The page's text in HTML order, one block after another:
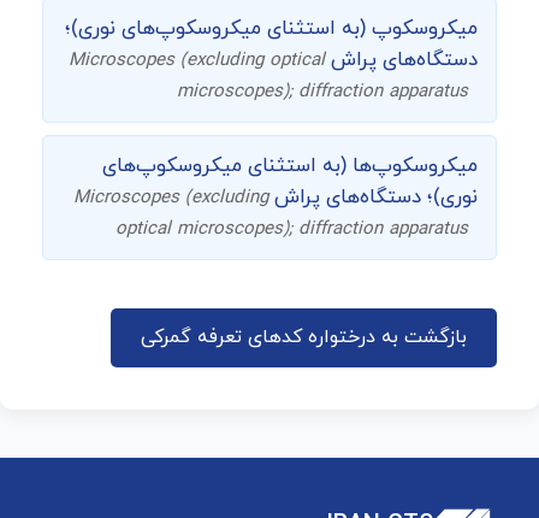
میکروسکوپ (به استثنای میکروسکوپ‌های نوری)؛
دستگاه‌های پراشMicroscopes (excluding optical
microscopes); diffraction apparatus
میکروسکوپ‌ها (به استثنای میکروسکوپ‌های
نوری)؛ دستگاه‌های پراشMicroscopes (excluding
optical microscopes); diffraction apparatus
بازگشت به درختواره کدهای تعرفه گمرکی